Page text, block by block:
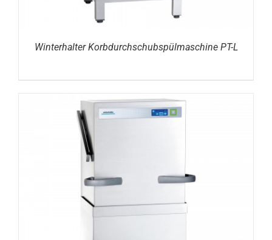
Winterhalter Korbdurchschubspülmaschine PT-L
DETAILS